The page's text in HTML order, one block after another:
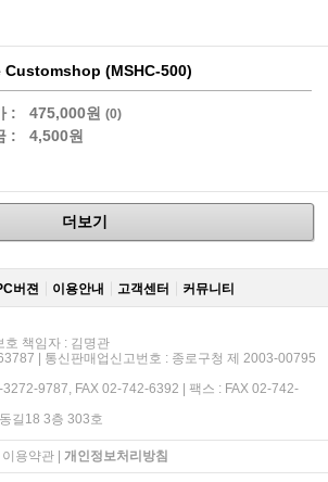
Customshop (MSHC-500)
: 475,000원 (0)
: 4,500원
더보기
버젼 이용안내 고객센터 커뮤니티
호 책임자 : 김명관
| 통신판매업신고번호 : 종로구청 제 2003-00795
9787, FAX 02-742-6392 | 팩스 : FAX 02-742-
길18 3층 303호
이용약관| 개인정보처리방침